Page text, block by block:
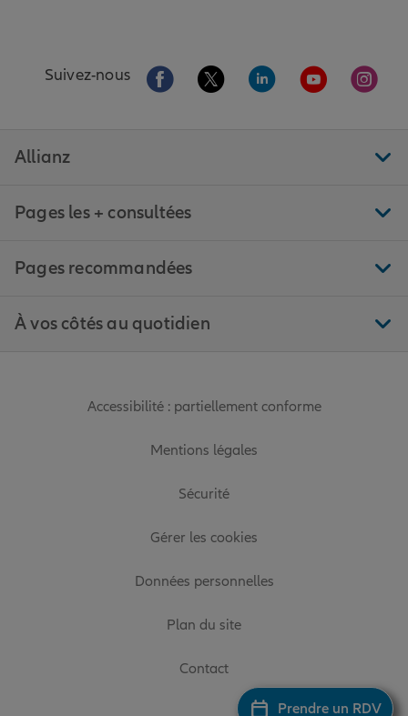
Prendre un RDV
Suivez-nous Aller sur la page Facebook de Allianz
Aller sur la page Twitter de
Aller sur la page
Aller sur la
Aller
Allianz
Pages les + consultées
Pages recommandées
À vos côtés au quotidien
Accessibilité : partiellement conforme
Mentions légales
Sécurité
Gérer les cookies
Données personnelles
Plan du site
Contact